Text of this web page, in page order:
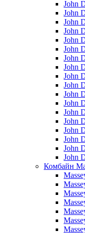
John
John
John
John
John
John
John
John
John
John
John
John
John
John
John
John
John
John
Комбайн